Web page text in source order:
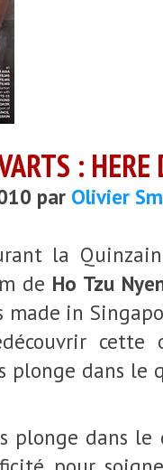
:
par Olivier
la
de Ho Tzu
made in
plonge dans le
plonge dans